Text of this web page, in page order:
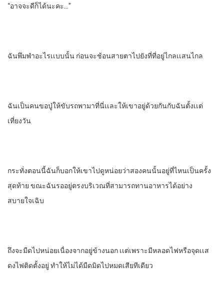
“อาจจะดีก็ได้นะคะ…”
ฉันพึมพําอะไรเเบบนั้น​ ก่อนจะช้อนสายตาไปยังที่ที่อยู่ไกลเเสนไกล
ฉันเป็นคนขอปู่ให้ขับรถพามาที่นี่​เเละให้เขาอยู่ด้วยกันกับฉันตั้งเเต่
เที่ยงวัน
กระทั่งตอนนี้ฉันก็บอกให้เขาไปดู​หน่อยว่าสองคนนั้นอยู่ที่ไหนเป็นครั้ง
สุดท้าย​ ขณะฉันรออยู่ตรงบริเวณ​ที่สามารถทานอาหารได้อย่าง
สบายใจเฉิบ
ถึงจะมืดไปหน่อยเนื่องจากอยู่ข้างนอก​ เเต่เพราะมีหลอดไฟหรือจุดเเส
ดงไฟติดตั้งอยู่​ ทําให้ไม่ได้มืดมิดไปหมดเสียทีเดียว